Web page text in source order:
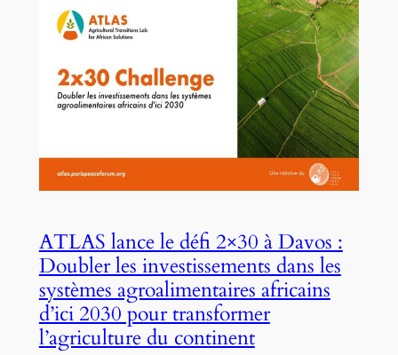
ATLAS lance le défi 2×30 à Davos :
Doubler les investissements dans les
systèmes agroalimentaires africains
d’ici 2030 pour transformer
l’agriculture du continent